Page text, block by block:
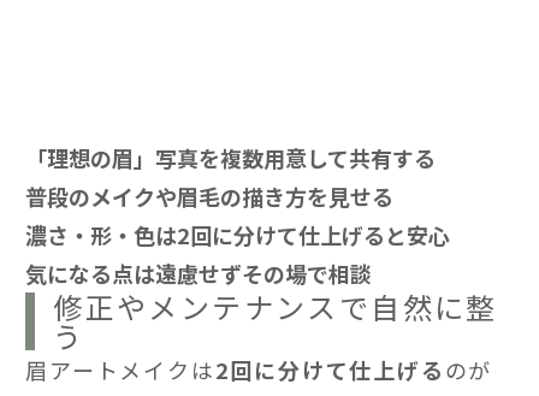
「理想の眉」写真を複数用意して共有する
普段のメイクや眉毛の描き方を見せる
濃さ・形・色は2回に分けて仕上げると安心
気になる点は遠慮せずその場で相談
修正やメンテナンスで自然に整
う
眉アートメイクは2回に分けて仕上げるのが